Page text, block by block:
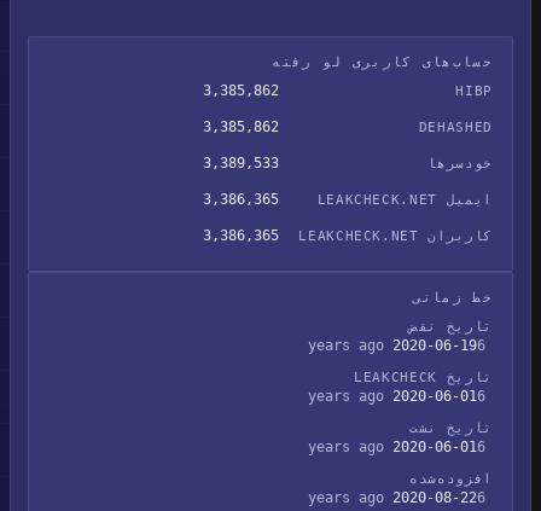
حساب‌های کاربری لو رفته
HIBP
3,385,862
DEHASHED
3,385,862
خودسرها 3,389,533
ایمیل LEAKCHECK.NET 3,386,365
کاربران LEAKCHECK.NET 3,386,365
خط زمانی
تاریخ نقض
2020-06-19
تاریخ LEAKCHECK
2020-06-01
تاریخ نشت
2020-06-01
افزوده‌شده
2020-08-22